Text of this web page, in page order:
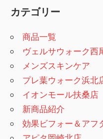
カテゴリー
商品一覧
ヴェルサウォーク西
メンズスキンケア
プレ葉ウォーク浜北
イオンモール扶桑店
新商品紹介
効果ビフォー＆アフ